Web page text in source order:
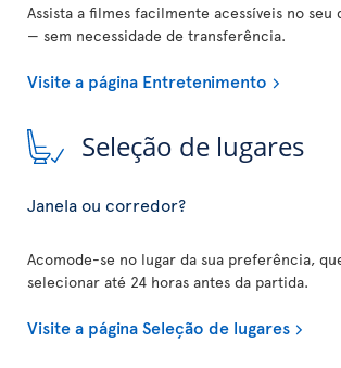
Assista a filmes facilmente acessíveis no seu
— sem necessidade de transferência.
Visite a página Entretenimento
Seleção de lugares
Janela ou corredor?
Acomode-se no lugar da sua preferência,
selecionar até 24 horas antes da partida.
Visite a página Seleção de lugares